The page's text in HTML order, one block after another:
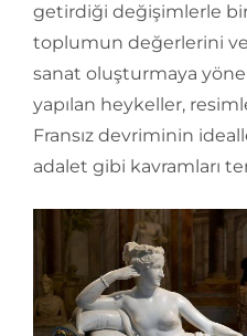
getirdiği değişimlerle
toplumun değerlerini
sanat oluşturmaya
yapılan heykeller,
Fransız devriminin
adalet gibi kavramları